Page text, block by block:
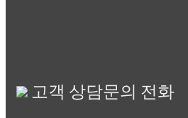
고객 상담문의 전화